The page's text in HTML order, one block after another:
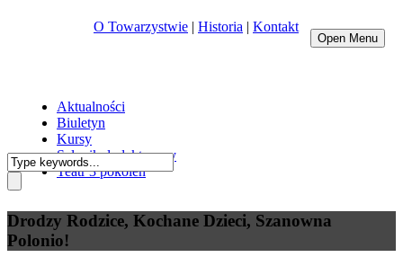
O Towarzystwie | Historia | Kontakt
Open Menu
Aktualności
Biuletyn
Kursy
Salonik dydaktyczny
Teatr 3 pokoleń
Drodzy Rodzice, Kochane Dzieci, Szanowna
Polonio!